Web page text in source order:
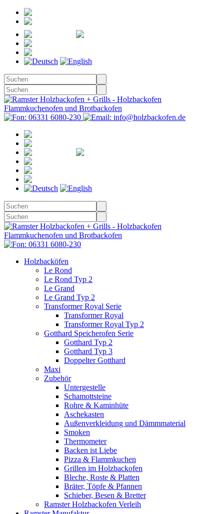
Holzbacköfen
Le Rond
Le Rond Typ 2
Le Grand
Le Grand Typ 2
Transformer Royal Serie
Transformer Royal
Transformer Royal Typ 2
Gotthard Speicherofen Serie
Gotthard Typ 2
Gotthard Typ 3
Doppelter Gotthard
Maxi
Zubehör
Untergestelle
Schamottsteine
Rohre & Kaminhüte
Aschekasten
Außenverkleidung und Dämmmaterial
Smoken
Thermometer
Backen ist Liebe
Pizza & Flammkuchen
Grillen im Holzbackofen
Bleche, Roste & Platten
Bräter, Töpfe & Pfannen
Schieber, Besen & Bretter
Ramster Holzbackofen Verleih